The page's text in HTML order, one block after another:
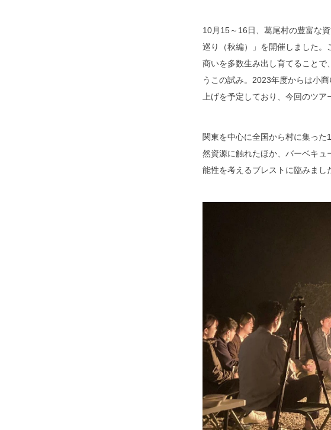
10月15～16日、葛尾村の豊富な
巡り（秋編）」を開催しました
商いを多数生み出し育てること
うこの試み。2023年度からは小
上げを予定しており、今回のツア
関東を中心に全国から村に集っ
然資源に触れたほか、バーベキ
能性を考えるブレストに臨みまし